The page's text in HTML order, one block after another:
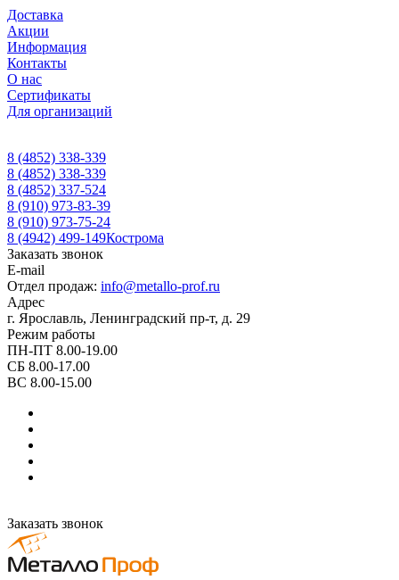
Доставка
Акции
Информация
Контакты
О нас
Сертификаты
Для организаций
8 (4852) 338-339
8 (4852) 338-339
8 (4852) 337-524
8 (910) 973-83-39
8 (910) 973-75-24
8 (4942) 499-149Кострома
Заказать звонок
E-mail
Отдел продаж: info@metallo-prof.ru
Адрес
г. Ярославль, Ленинградский пр-т, д. 29
Режим работы
ПН-ПТ 8.00-19.00
СБ 8.00-17.00
ВС 8.00-15.00
Заказать звонок